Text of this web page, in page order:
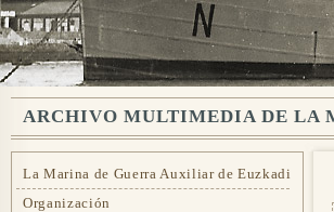
ARCHIVO MULTIMEDIA DE LA
La Marina de Guerra Auxiliar de Euzkadi
Organización